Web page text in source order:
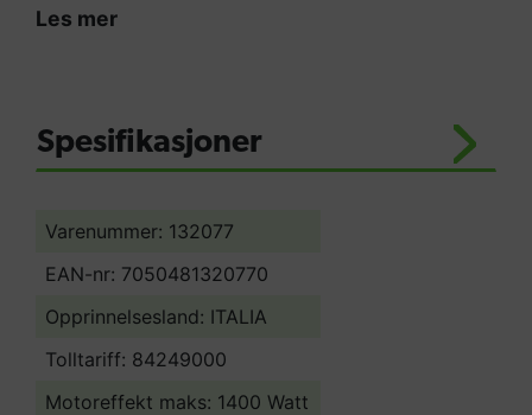
Varenummer: 132077
EAN-nr: 7050481320770
Opprinnelsesland: ITALIA
Tolltariff: 84249000
Motoreffekt maks: 1400 Watt
Les mer
Spesifikasjoner